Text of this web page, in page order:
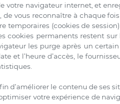
navigateur internet, et
vous reconnaître à chaque
temporaires (cookies de
cookies permanents restent
les purge après un
et l’heure d’accès, le
d’améliorer le contenu de ses
votre expérience de